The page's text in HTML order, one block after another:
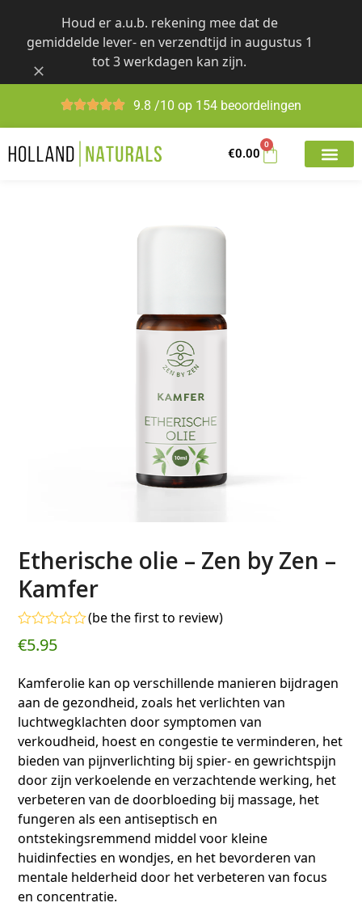
content
Houd er a.u.b. rekening mee dat de
gemiddelde lever- en verzendtijd in augustus 1
tot 3 werkdagen kan zijn.
9.8 /10 op 154 beoordelingen
€0.00
0
Etherische olie – Zen by Zen –
Kamfer
Gewaardeerd
0
5
(be the first to review)
€5.95
Kamferolie kan op verschillende manieren bijdragen
aan de gezondheid, zoals het verlichten van
luchtwegklachten door symptomen van
verkoudheid, hoest en congestie te verminderen, het
bieden van pijnverlichting bij spier- en gewrichtspijn
door zijn verkoelende en verzachtende werking, het
verbeteren van de doorbloeding bij massage, het
fungeren als een antiseptisch en
ontstekingsremmend middel voor kleine
huidinfecties en wondjes, en het bevorderen van
mentale helderheid door het verbeteren van focus
en concentratie.